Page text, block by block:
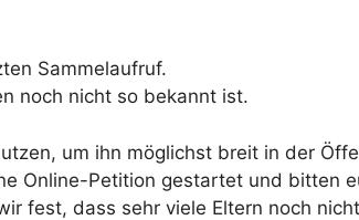
Sammelaufruf.
noch nicht so bekannt ist.
um ihn möglichst breit in der
Online-Petition gestartet und bitten
fest, dass sehr viele Eltern noch